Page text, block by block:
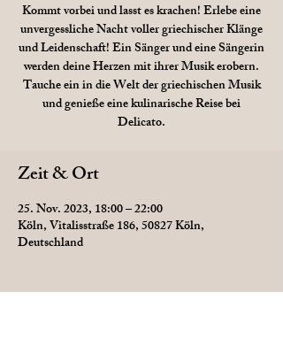
Kommt vorbei und lasst es krachen! Erlebe eine
unvergessliche Nacht voller griechischer Klänge
und Leidenschaft! Ein Sänger und eine Sängerin
werden deine Herzen mit ihrer Musik erobern.
Tauche ein in die Welt der griechischen Musik
und genieße eine kulinarische Reise bei
Delicato.
Zeit & Ort
25. Nov. 2023, 18:00 – 22:00
Köln, Vitalisstraße 186, 50827 Köln,
Deutschland